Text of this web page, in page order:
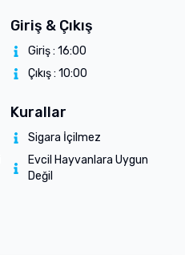
Giriş & Çıkış
Giriş : 16:00
Çıkış : 10:00
Kurallar
Sigara İçilmez
Evcil Hayvanlara Uygun
Değil